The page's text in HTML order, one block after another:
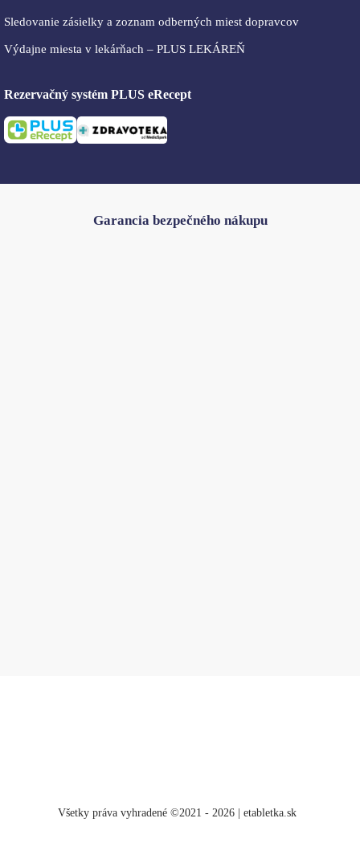
Sledovanie zásielky a zoznam odberných miest dopravcov
Výdajne miesta v lekárňach – PLUS LEKÁREŇ
Rezervačný systém PLUS eRecept
Garancia bezpečného nákupu
Všetky práva vyhradené ©2021 - 2026 | etabletka.sk